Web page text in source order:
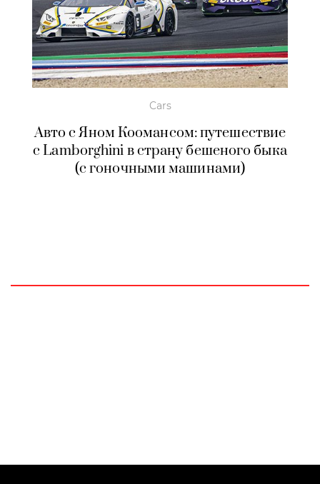
Cars
Авто с Яном Коомансом: путешествие
с Lamborghini в страну бешеного быка
(с гоночными машинами)